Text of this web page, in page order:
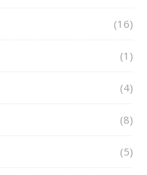
(16)
(1)
(4)
(8)
(5)